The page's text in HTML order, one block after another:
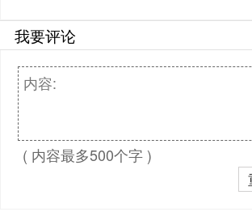
我要评论
( 内容最多500个字 )